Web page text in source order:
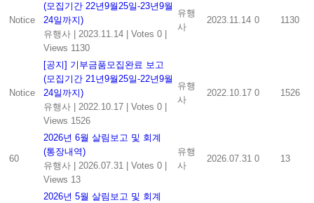
Notice
(모집기간 22년9월25일-23년9월
24일까지)
유행사
2023.11.14 Votes 0
Views 1130
유행
사
2023.11.14 0 1130
Notice
[공지] 기부금품모집완료 보고
(모집기간 21년9월25일-22년9월
24일까지)
유행사
2022.10.17 Votes 0
Views 1526
유행
사
2022.10.17 0 1526
60
2026년 6월 살림보고 및 회계
(통장내역)
유행사
2026.07.31 Votes 0
Views 13
유행
사
2026.07.31 0 13
2026년 5월 살림보고 및 회계